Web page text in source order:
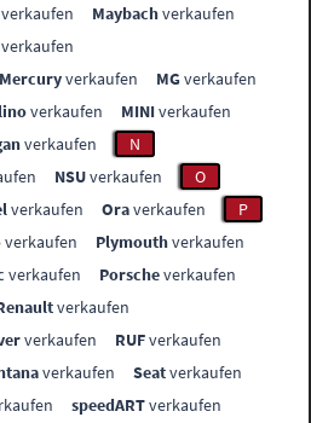
verkaufen Maybachverkaufen
verkaufen
Mercuryverkaufen MGverkaufen
verkaufen MINIverkaufen
verkaufen
N
NSUverkaufen
O
verkaufen Oraverkaufen
P
verkaufen Plymouthverkaufen
verkaufen Porscheverkaufen
verkaufen
verkaufen RUFverkaufen
verkaufen Seatverkaufen
speedARTverkaufen